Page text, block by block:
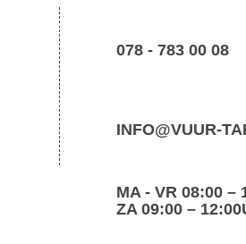
078 - 783 00 08
INFO@VUUR-
MA - VR 08:00 –
ZA 09:00 –